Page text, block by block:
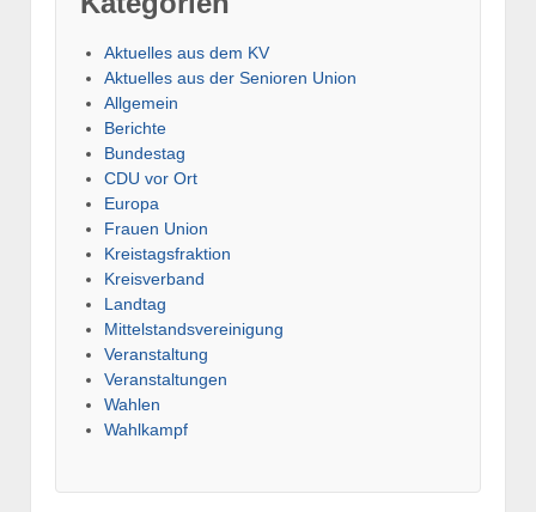
Aktuelles aus dem KV
Aktuelles aus der Senioren Union
Allgemein
Berichte
Bundestag
CDU vor Ort
Europa
Frauen Union
Kreistagsfraktion
Kreisverband
Landtag
Mittelstandsvereinigung
Veranstaltung
Veranstaltungen
Wahlen
Wahlkampf